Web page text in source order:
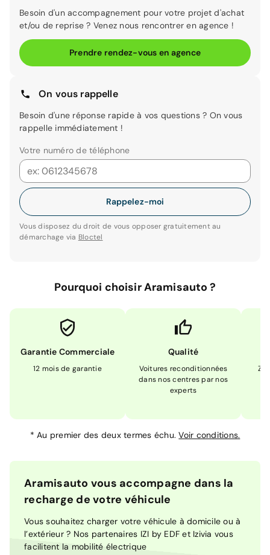
Besoin d'un accompagnement pour votre projet d'achat
et/ou de reprise ? Venez nous rencontrer en agence !
Prendre rendez-vous en agence
On vous rappelle
Besoin d'une réponse rapide à vos questions ? On vous
rappelle immédiatement !
Votre numéro de téléphone
Rappelez-moi
Vous disposez du droit de vous opposer gratuitement au
démarchage via Bloctel
Pourquoi choisir Aramisauto ?
Garantie Commerciale
12 mois de garantie
Qualité
Voitures reconditionnées
dans nos centres par nos
experts
*Au premier des deux termes échu.Voir conditions.
Aramisauto vous accompagne dans la
recharge de votre véhicule
Vous souhaitez charger votre véhicule à domicile ou à
l’extérieur ? Nos partenaires IZI by EDF et Izivia vous
facilitent la mobilité électrique